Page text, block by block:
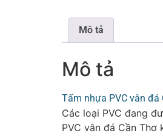
Mô tả
Mô tả
Tấm nhựa PVC vân đá
Các loại PVC đang
PVC vân đá Cần